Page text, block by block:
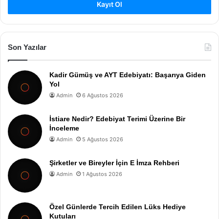
Kayıt Ol
Son Yazılar
Kadir Gümüş ve AYT Edebiyatı: Başarıya Giden
Yol
Admin 6 Ağustos 2026
İstiare Nedir? Edebiyat Terimi Üzerine Bir
İnceleme
Admin 5 Ağustos 2026
Şirketler ve Bireyler İçin E İmza Rehberi
Admin 1 Ağustos 2026
Özel Günlerde Tercih Edilen Lüks Hediye
Kutuları